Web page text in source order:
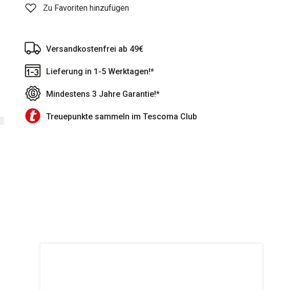
Zu Favoriten hinzufügen
Versandkostenfrei ab 49€
Lieferung in 1-5 Werktagen!*
Mindestens 3 Jahre Garantie!*
Treuepunkte sammeln im Tescoma Club